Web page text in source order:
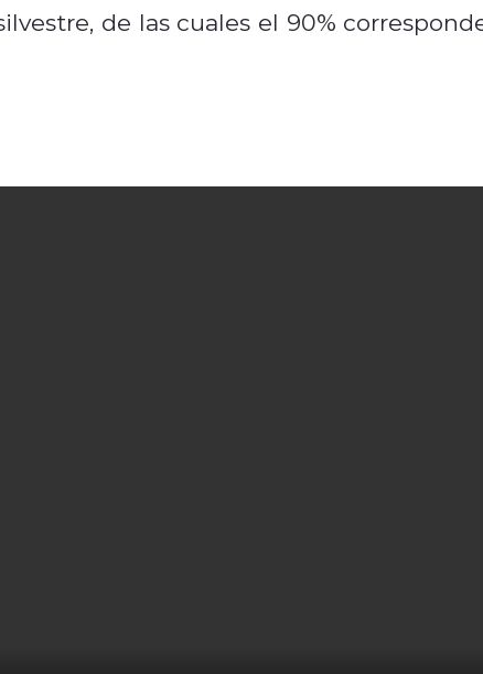
de las cuales el 90%